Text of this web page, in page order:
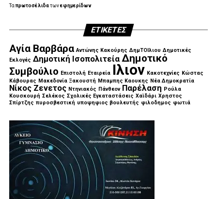
Ταπρωτοσέλιδατωνεφημερίδων
ΕΤΙΚΈΤΕΣ
Αγία Βαρβάρα Αντώνης Κακούρης ΔημΤΟΙλιου Δημοτικές
Εκλογές Δημοτική Ισοπολιτεία Δημοτικό
Συμβούλιο Επιστολή Εταιρεία Ιλιον Κακοτεχνίες Κώστας
Κάβουρας Μακεδονία Ξακουστή Μπαμπης Καουκης Νέα Δημοκρατία
Νίκος Ζενετος Ντηνιακός Πάνθεον Παρέλαση Ρούλα
Κουσκουρή Σελέκος Σχολικές Εγκαταστάσεις Χαϊδάρι Χρηστος
Σπίρτζης πυροσβεστική υποψηφιος βουλευτής φιλοδημος φωτιά